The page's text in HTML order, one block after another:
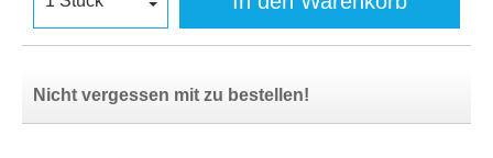
Kyocera Taskalfa 3551 CI
Utax CDC 1950
Nicht vergessen mit zu bestellen!